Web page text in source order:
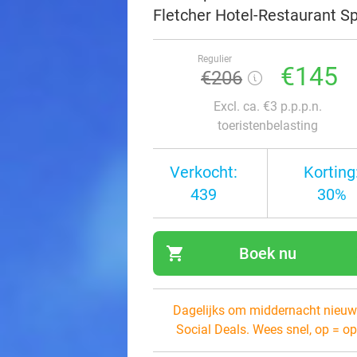
Fletcher Hotel-Restaurant
Regulier
€206 €145
Excl. ca. €3 p.p.p.n.
toeristenbelasting
Verkocht:
439
30%
shopping_cart Boek nu
Dagelijks om middernacht
Social Deals. Wees snel, op =